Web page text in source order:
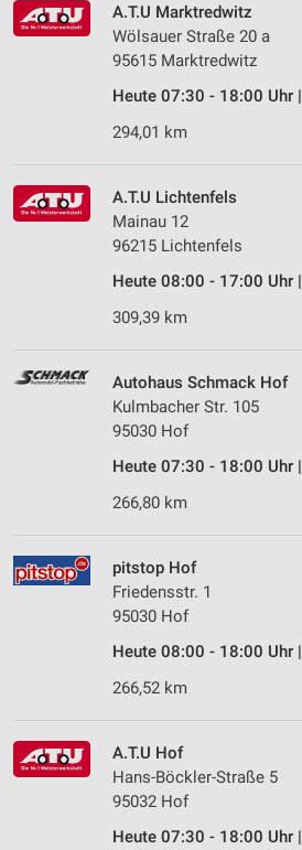
A.T.U Marktredwitz
Wölsauer Straße 20 a
95615 Marktredwitz
Heute 07:30 - 18:00 Uhr |
294,01 km
A.T.U Lichtenfels
Mainau 12
96215 Lichtenfels
Heute 08:00 - 17:00 Uhr |
309,39 km
Autohaus Schmack Hof
Kulmbacher Str. 105
95030 Hof
Heute 07:30 - 18:00 Uhr |
266,80 km
pitstop Hof
Friedensstr. 1
95030 Hof
Heute 08:00 - 18:00 Uhr |
266,52 km
A.T.U Hof
Hans-Böckler-Straße 5
95032 Hof
Heute 07:30 - 18:00 Uhr |